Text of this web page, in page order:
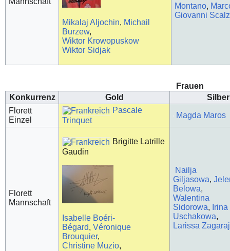
Mikalaj Aljochin, Michail
Burzew,
Wiktor Krowopuskow
Wiktor Sidjak
Montano,
Giovanni
Frauen
Konkurrenz
Gold
Silber
Florett
Einzel
Pascale
Trinquet
Magda Maros
Florett
Mannschaft
Brigitte Latrille
Gaudin
Isabelle Boéri-
Bégard,Véronique
Brouquier,
Christine Muzio,
Nailja
Giljasowa,
Belowa,
Walentina
Sidorowa, Irina
Uschakowa,
Larissa